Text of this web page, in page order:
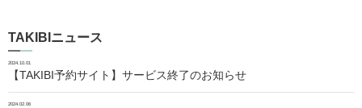
TAKIBIニュース
2024.10.01
【TAKIBI予約サイト】サービス終了のお知らせ
2024.02.06